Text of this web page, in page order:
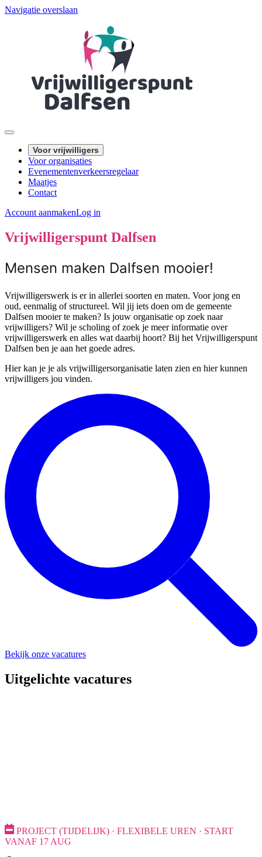
Navigatie overslaan
Voor vrijwilligers
Voor organisaties
Evenementenverkeersregelaar
Maatjes
Contact
Account aanmakenLog in
Vrijwilligerspunt Dalfsen
Mensen maken Dalfsen mooier!
Vrijwilligerswerk is er in allerlei soorten en maten. Voor jong en
oud, eenmalig of structureel. Wil jij iets doen om de gemeente
Dalfsen mooier te maken? Is jouw organisatie op zoek naar
vrijwilligers? Wil je scholing of zoek je meer informatie over
vrijwilligerswerk en alles wat daarbij hoort? Bij het Vrijwilligerspunt
Dalfsen ben je aan het goede adres.
Hier kan je je als vrijwilligersorganisatie laten zien en hier kunnen
vrijwilligers jou vinden.
Bekijk onze vacatures
Uitgelichte vacatures
PROJECT (TIJDELIJK) · FLEXIBELE UREN · START
VANAF 17 AUG